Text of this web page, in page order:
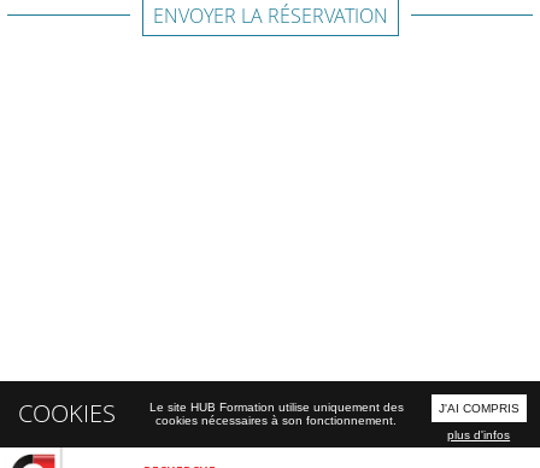
ENVOYER LA RÉSERVATION
COOKIES
Le site HUB Formation utilise uniquement des
cookies nécessaires à son fonctionnement.
J'AI COMPRIS
plus d'infos